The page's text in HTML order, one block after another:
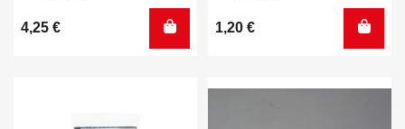
4,25 € 1,20 €